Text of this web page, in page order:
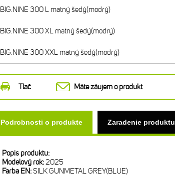
BIG.NINE 300 L matný šedý(modrý)
BIG.NINE 300 XL matný šedý(modrý)
BIG.NINE 300 XXL matný šedý(modrý)
Tlač Máte záujem o produkt
Podrobnosti o produkte Zaradenie produktu
Popis produktu:
Modelový rok:2025
Farba EN:SILK GUNMETAL GREY(BLUE)